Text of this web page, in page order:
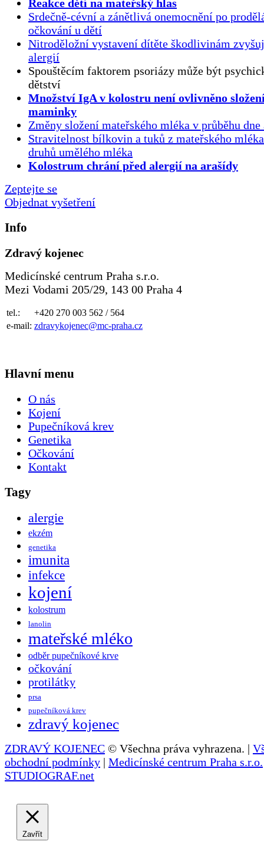
Reakce dětí na mateřský hlas
Srdečně-cévní a zánětlivá onemocnění po
očkování u dětí
Nitroděložní vystavení dítěte škodlivinám
alergií
Spouštěcím faktorem psoriázy může být
dětství
Množství IgA v kolostru není ovlivněno
maminky
Změny složení mateřského mléka v průběhu dne
Stravitelnost bílkovin a tuků z mateřského
druhů umělého mléka
Kolostrum chrání před alergií na arašídy
Zeptejte se
Objednat vyšetření
Info
Zdravý kojenec
Medicínské centrum Praha s.r.o.
Mezi Vodami 205/29, 143 00 Praha 4
tel.:
+420 270 003 562 / 564
e-mail: zdravykojenec@mc-praha.cz
Hlavní menu
O nás
Kojení
Pupečníková krev
Genetika
Očkování
Kontakt
Tagy
alergie
ekzém
genetika
imunita
infekce
kojení
kolostrum
lanolin
mateřské mléko
odběr pupečníkové krve
očkování
protilátky
prsa
pupečníková krev
zdravý kojenec
ZDRAVÝ KOJENEC © Všechna práva vyhrazena. |
obchodní podmínky | Medicínské centrum Praha s.r.o.
STUDIOGRAF.net
Zavřít